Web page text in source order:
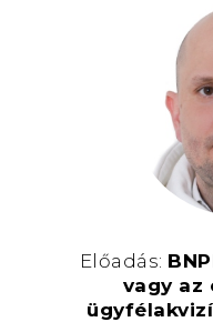
Előadás:
vagy az